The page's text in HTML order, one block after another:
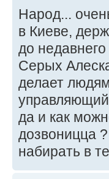
Народ...
в Киеве,
до
Серых
делает
да и как
дозвоницца
набирать в